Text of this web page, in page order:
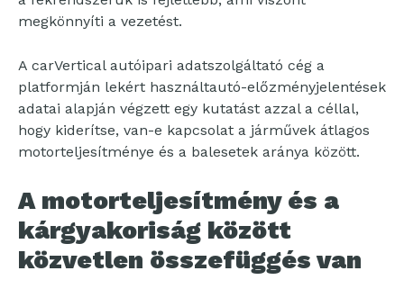
megkönnyíti a vezetést.
A carVertical autóipari adatszolgáltató cég a
platformján lekért használtautó-előzményjelentések
adatai alapján végzett egy kutatást azzal a céllal,
hogy kiderítse, van-e kapcsolat a járművek átlagos
motorteljesítménye és a balesetek aránya között.
A motorteljesítmény és a
kárgyakoriság között
közvetlen összefüggés van